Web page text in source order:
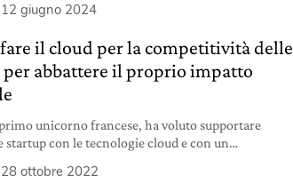
12 giugno 2024
il cloud per la competitività delle
per abbattere il proprio impatto
unicorno francese, ha voluto supportare
startup con le tecnologie cloud e con un
28 ottobre 2022